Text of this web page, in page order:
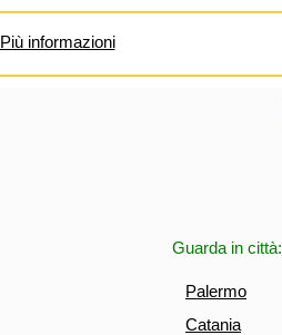
Più informazioni
Guarda in città:
Palermo
Catania